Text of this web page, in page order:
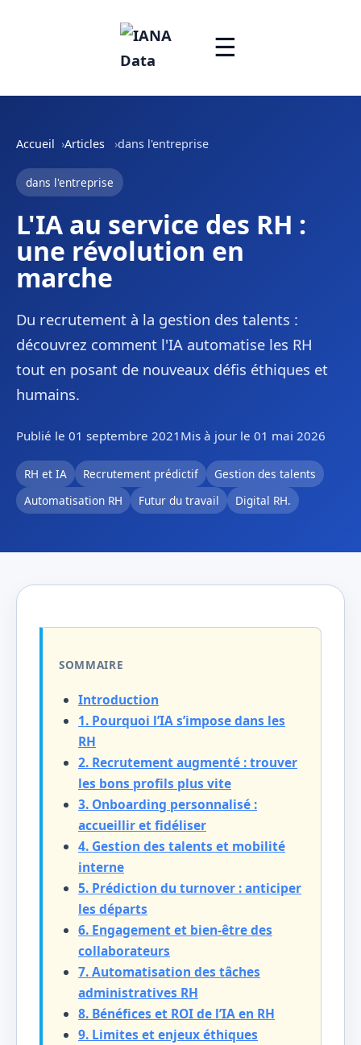
☰
Accueil Articles dans l'entreprise
dans l'entreprise
L'IA au service des RH :
une révolution en
marche
Du recrutement à la gestion des talents :
découvrez comment l'IA automatise les RH
tout en posant de nouveaux défis éthiques et
humains.
Publié le 01 septembre 2021 Mis à jour le 01 mai 2026
RH et IA Recrutement prédictif
Gestion des talents
Automatisation RH
Futur du travail Digital RH.
SOMMAIRE
Introduction
1. Pourquoi l’IA s’impose dans les
RH
2. Recrutement augmenté : trouver
les bons profils plus vite
3. Onboarding personnalisé :
accueillir et fidéliser
4. Gestion des talents et mobilité
interne
5. Prédiction du turnover : anticiper
les départs
6. Engagement et bien-être des
collaborateurs
7. Automatisation des tâches
administratives RH
8. Bénéfices et ROI de l’IA en RH
9. Limites et enjeux éthiques